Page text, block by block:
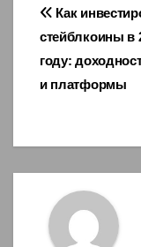
по
записям
Как
стейблкоины в
году:
и платформы